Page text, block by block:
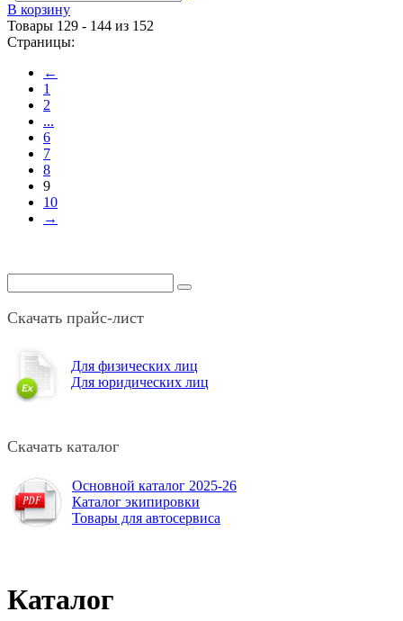
В корзину
Товары 129 - 144 из 152
Страницы:
←
1
2
...
6
7
8
9
10
→
Скачать прайс-лист
Для физических лиц
Для юридических лиц
Скачать каталог
Основной каталог 2025-26
Каталог экипировки
Товары для автосервиса
Каталог